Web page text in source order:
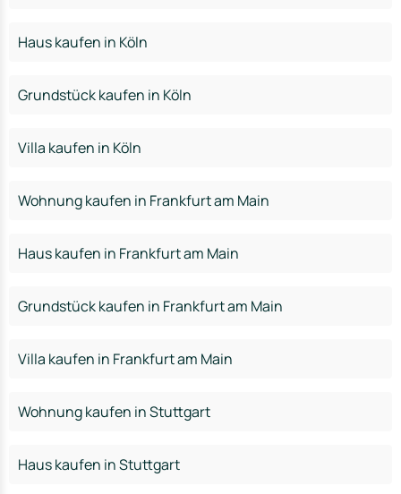
Haus kaufen in Köln
Grundstück kaufen in Köln
Villa kaufen in Köln
Wohnung kaufen in Frankfurt am Main
Haus kaufen in Frankfurt am Main
Grundstück kaufen in Frankfurt am Main
Villa kaufen in Frankfurt am Main
Wohnung kaufen in Stuttgart
Haus kaufen in Stuttgart